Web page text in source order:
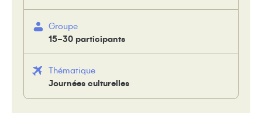
Groupe
15-30 participants
Thématique
Journées culturelles